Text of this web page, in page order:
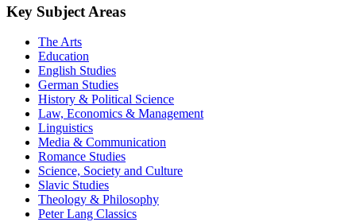
Key Subject Areas
The Arts
Education
English Studies
German Studies
History & Political Science
Law, Economics & Management
Linguistics
Media & Communication
Romance Studies
Science, Society and Culture
Slavic Studies
Theology & Philosophy
Peter Lang Classics